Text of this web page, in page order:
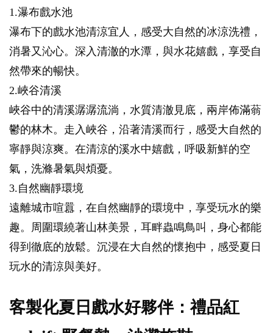
1.瀑布戲水池
瀑布下的戲水池清涼宜人，感受大自然的冰涼洗禮，
消暑又沁心。深入清澈的水潭，與水花嬉戲，享受自
然帶來的暢快。
2.峽谷清溪
峽谷中的清溪潺潺流淌，水質清澈見底，兩岸佈滿蓊
鬱的林木。走入峽谷，沿著清溪而行，感受大自然的
寧靜與涼爽。在清涼的溪水中嬉戲，呼吸新鮮的空
氣，洗滌暑氣與煩憂。
3.自然幽靜環境
遠離城市喧囂，在自然幽靜的環境中，享受玩水的樂
趣。周圍環繞著山林美景，耳畔蟲鳴鳥叫，身心都能
得到徹底的放鬆。沉浸在大自然的懷抱中，感受夏日
玩水的清涼與美好。
客製化夏日戲水好夥伴：禮品紅